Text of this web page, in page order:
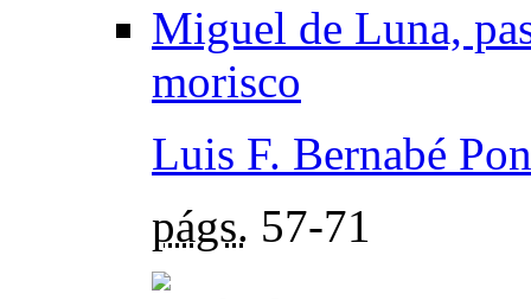
Miguel de Luna,
morisco
Luis F. Bernabé
págs. 57-71